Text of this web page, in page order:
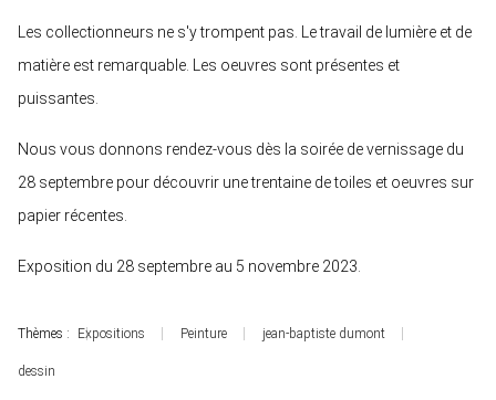
Les collectionneurs ne s'y trompent pas. Le travail de lumière et de
matière est remarquable. Les oeuvres sont présentes et
puissantes.
Nous vous donnons rendez-vous dès la soirée de vernissage du
28 septembre pour découvrir une trentaine de toiles et oeuvres sur
papier récentes.
Exposition du 28 septembre au 5 novembre 2023.
Thèmes : Expositions Peinture jean-baptiste dumont
dessin